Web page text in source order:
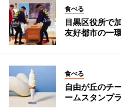
食べる
目黒区役所で
友好都市の一
食べる
自由が丘のチ
ームスタンプ